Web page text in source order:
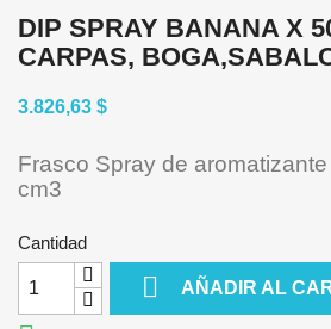
DIP SPRAY BANANA X
CARPAS,
3.826,63 $
Frasco Spray de
cm3
Cantidad
 AÑADIR AL